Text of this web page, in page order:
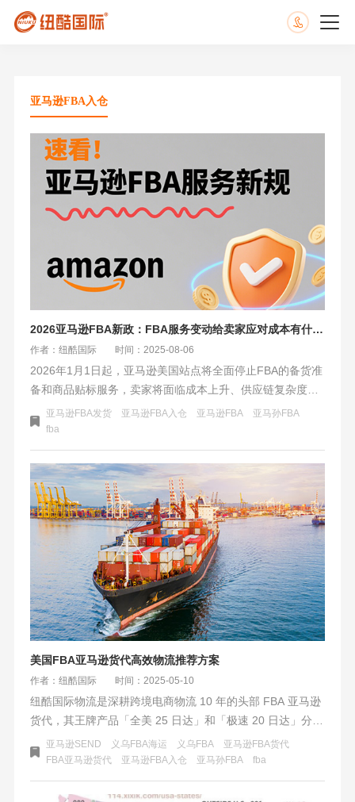
亚马逊FBA入仓
2026亚马逊FBA新政：FBA服务变动给卖家应对成本有什么影响
作者：纽酷国际 时间：2025-08-06
2026年1月1日起，亚马逊美国站点将全面停止FBA的备货准
备和商品贴标服务，卖家将面临成本上升、供应链复杂度加
剧等挑战。为此，卖家需采取短期过渡、中长期战略调整及
风险管控等分层应对策略，确保业务平稳过渡。
亚马逊FBA发货 亚马逊FBA入仓 ​亚马逊FBA
亚马孙FBA
fba
美国​​FBA亚马逊货代高效物流推荐方案​​
作者：纽酷国际 时间：2025-05-10
纽酷国际物流是深耕跨境电商物流 10 年的头部 FBA 亚马逊
货代，其王牌产品「全美 25 日达」和「极速 20 日达」分别
具备不同优势，覆盖全美或美西核心仓库，能满足卖家不同
需求。作为认证承运商，它还提供系统直连、售后保障等增
亚马逊SEND 义乌FBA海运 义乌FBA
亚马逊FBA货代
FBA亚马逊货代
亚马逊FBA入仓 亚马孙FBA fba